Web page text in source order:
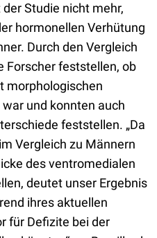
Studie nicht mehr,
hormonellen Verhütung
Durch den Vergleich
Forscher feststellen, ob
morphologischen
und konnten auch
feststellen. „Da
Vergleich zu Männern
des ventromedialen
deutet unser Ergebnis
ihres aktuellen
für Defizite bei der